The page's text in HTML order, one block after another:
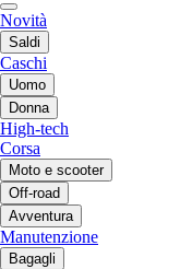
Novità
Saldi
Caschi
Uomo
Donna
High-tech
Corsa
Moto e scooter
Off-road
Avventura
Manutenzione
Bagagli